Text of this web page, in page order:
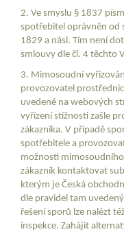
2. Ve smyslu § 1837
spotřebitel oprávněn od
1829 a násl. Tím není
smlouvy dle čl. 4 těchto
3. Mimosoudní
provozovatel
uvedené na webových
vyřízení stížnosti zašle
zákazníka. V případě
spotřebitele a
možnosti
zákazník kontaktovat
kterým je Česká
dle pravidel tam
řešení sporů lze nalézt
inspekce. Zahájit